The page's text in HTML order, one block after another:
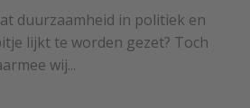
duurzaamheid in politiek en
lijkt te worden gezet? Toch
wij...